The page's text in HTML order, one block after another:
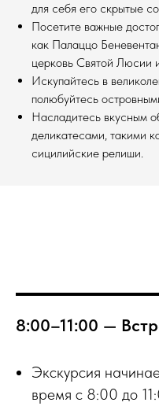
для себя его скрытые
Посетите важные
как Палаццо
церковь Святой Люсии
Искупайтесь в
полюбуйтесь
Насладитесь вкусным
деликатесами, такими
сицилийские релиши.
8:00–11:00 —
Экскурсия
время с 8:00 до